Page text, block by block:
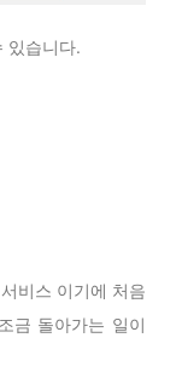
있습니다.
비스 이기에 처음
금 돌아가는 일이